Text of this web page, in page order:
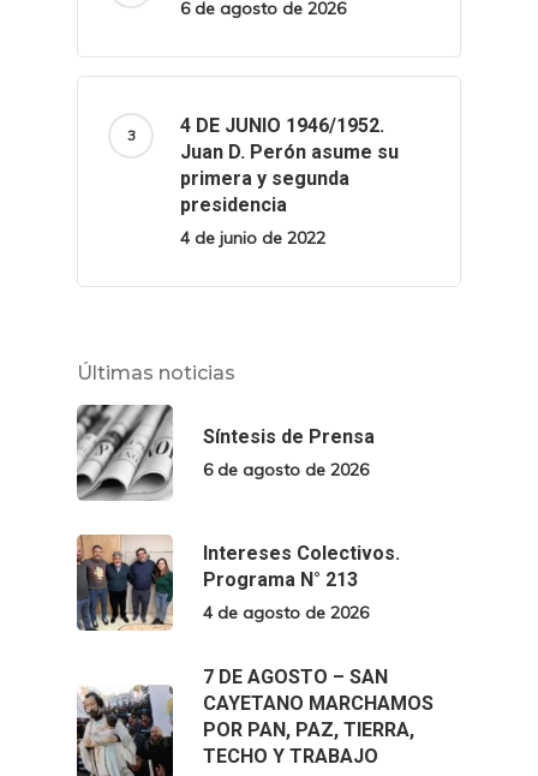
6 de agosto de 2026
4 DE JUNIO 1946/1952.
Juan D. Perón asume su
primera y segunda
presidencia
4 de junio de 2022
Últimas noticias
Síntesis de Prensa
6 de agosto de 2026
Intereses Colectivos.
Programa N° 213
4 de agosto de 2026
7 DE AGOSTO – SAN
CAYETANO MARCHAMOS
POR PAN, PAZ, TIERRA,
TECHO Y TRABAJO